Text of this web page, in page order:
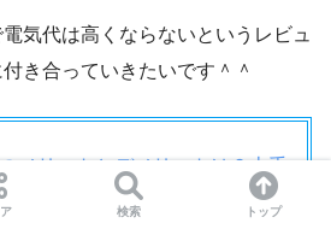
気代は高くならないというレビュ
き合っていきたいです＾＾
メリットとデメリットは？上手
検索 トップ